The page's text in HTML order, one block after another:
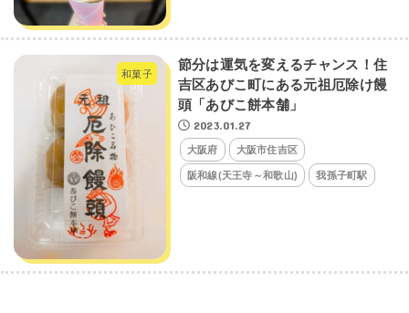
和菓子
節分は運気を変えるチャンス！住
吉区あびこ町にある元祖厄除け饅
頭「あびこ餅本舗」
2023.01.27
大阪府 大阪市住吉区
阪和線(天王寺～和歌山) 我孫子町駅